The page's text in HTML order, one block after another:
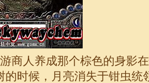
商人养成那个棕色的身影
的时候，月亮消失于钳虫统